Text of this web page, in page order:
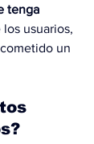
tenga
los usuarios,
un